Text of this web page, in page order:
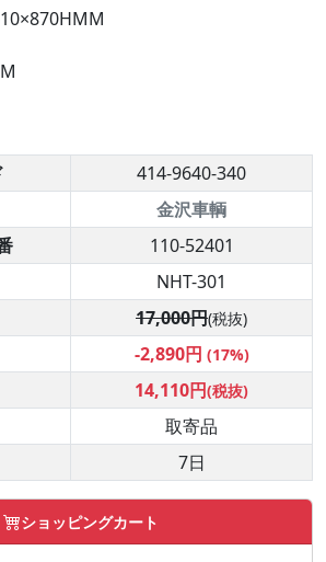
414-9640-340
金沢車輌
110-52401
NHT-301
17,000円(税抜)
-2,890円 (17%)
14,110円(税抜)
取寄品
7日
ショッピングカート